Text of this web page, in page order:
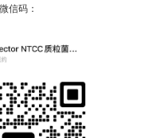
微信码：